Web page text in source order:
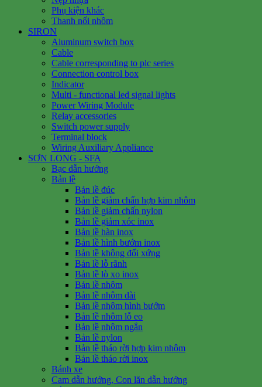
Phụ kiện khác
Thanh nối nhôm
SIRON
Aluminum switch box
Cable
Cable corresponding to plc series
Connection control box
Indicator
Multi - functional led signal lights
Power Wiring Module
Relay accessories
Switch power supply
Terminal block
Wiring Auxiliary Appliance
SƠN LONG - SFA
Bạc dẫn hướng
Bản lề
Bản lề đúc
Bản lề giảm chấn hợp kim nhôm
Bản lề giảm chấn nylon
Bản lề giảm xóc inox
Bản lề hàn inox
Bản lề hình bướm inox
Bản lề không đối xứng
Bản lề lỗ rãnh
Bản lề lò xo inox
Bản lề nhôm
Bản lề nhôm dài
Bản lề nhôm hình bướm
Bản lề nhôm lỗ eo
Bản lề nhôm ngắn
Bản lề nylon
Bản lề tháo rời hợp kim nhôm
Bản lề tháo rời inox
Bánh xe
Cam dẫn hướng, Con lăn dẫn hướng